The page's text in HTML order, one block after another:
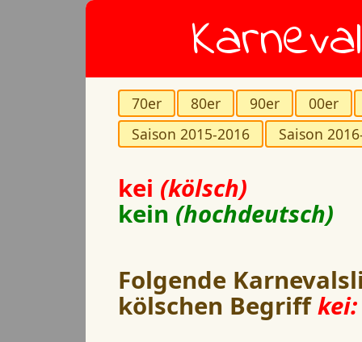
70er 80er 90er
00er
Saison 2015-2016
Saison
kei (kölsch)
kein (hochdeutsch)
Folgende
kölschen Begriffkei: